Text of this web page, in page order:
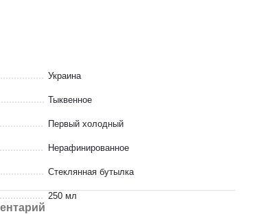
Украина
Тыквенное
Первый холодный
Нерафинированное
Стеклянная бутылка
250 мл